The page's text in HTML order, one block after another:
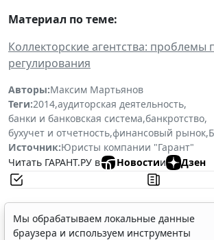
Материал по теме:
Коллекторские агентства: проблемы
регулирования
Авторы:Максим Мартьянов
Теги:2014,аудиторская деятельность,
банки и банковская система,банкротство,
бухучет и отчетность,финансовый рынок,
Источник:Юристы компании "Гарант"
Читать ГАРАНТ.РУ в
Новостии Дзен
Мы обрабатываем локальные данные
браузера и используем инструменты